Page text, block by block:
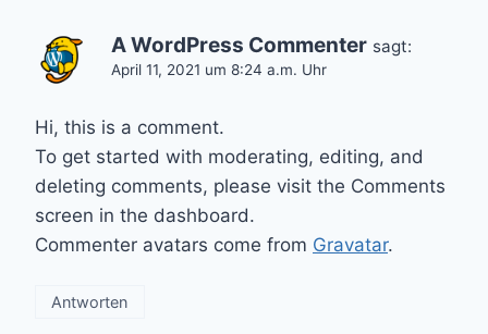
A WordPress Commenter sagt:
April 11, 2021 um 8:24 a.m. Uhr
Hi, this is a comment.
To get started with moderating, editing, and
deleting comments, please visit the Comments
screen in the dashboard.
Commenter avatars come from Gravatar.
Antworten